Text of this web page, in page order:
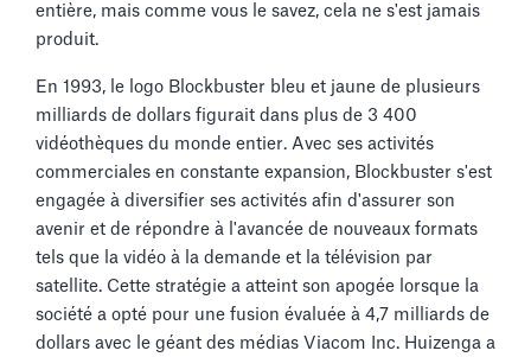
entière, mais comme vous le savez, cela ne s'est jamais
produit.
En 1993, le logo Blockbuster bleu et jaune de plusieurs
milliards de dollars figurait dans plus de 3 400
vidéothèques du monde entier. Avec ses activités
commerciales en constante expansion, Blockbuster s'est
engagée à diversifier ses activités afin d'assurer son
avenir et de répondre à l'avancée de nouveaux formats
tels que la vidéo à la demande et la télévision par
satellite. Cette stratégie a atteint son apogée lorsque la
société a opté pour une fusion évaluée à 4,7 milliards de
dollars avec le géant des médias Viacom Inc. Huizenga a